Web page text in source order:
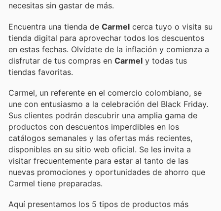
necesitas sin gastar de más.
Encuentra una tienda de Carmel cerca tuyo o visita su
tienda digital para aprovechar todos los descuentos
en estas fechas. Olvídate de la inflación y comienza a
disfrutar de tus compras en Carmel y todas tus
tiendas favoritas.
Carmel, un referente en el comercio colombiano, se
une con entusiasmo a la celebración del Black Friday.
Sus clientes podrán descubrir una amplia gama de
productos con descuentos imperdibles en los
catálogos semanales y las ofertas más recientes,
disponibles en su sitio web oficial. Se les invita a
visitar frecuentemente para estar al tanto de las
nuevas promociones y oportunidades de ahorro que
Carmel tiene preparadas.
Aquí presentamos los 5 tipos de productos más